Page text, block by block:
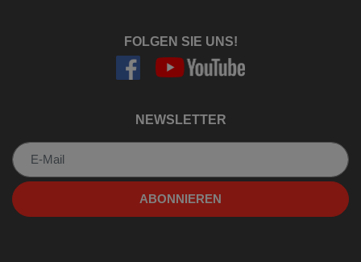
FOLGEN SIE UNS!
NEWSLETTER
Newsletter
ABONNIEREN